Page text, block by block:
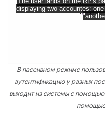
В пассивном режиме
аутентификацию у разных
выходит из системы с